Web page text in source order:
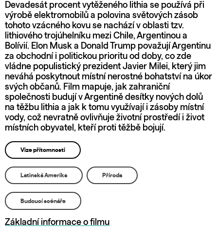
Devadesát procent vytěženého lithia se používá při
výrobě elektromobilů a polovina světových zásob
tohoto vzácného kovu se nachází v oblasti tzv.
lithiového trojúhelníku mezi Chile, Argentinou a
Bolívií. Elon Musk a Donald Trump považují Argentinu
za obchodní i politickou prioritu od doby, co zde
vládne populistický prezident Javier Milei, který jim
neváhá poskytnout místní nerostné bohatství na úkor
svých občanů. Film mapuje, jak zahraniční
společnosti budují v Argentině desítky nových dolů
na těžbu lithia a jak k tomu využívají i zásoby místní
vody, což nevratně ovlivňuje životní prostředí i život
místních obyvatel, kteří proti těžbě bojují.
Vize přítomnosti
Latinská Amerika Příroda
Budoucí scénáře
Základní informace o filmu